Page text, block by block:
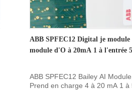
ABB SPFEC12 Digital je module
module d'O à 20mA 1 à l'entrée
ABB SPFEC12 Bailey AI
Prend en charge 4 à 20 mA 1 à